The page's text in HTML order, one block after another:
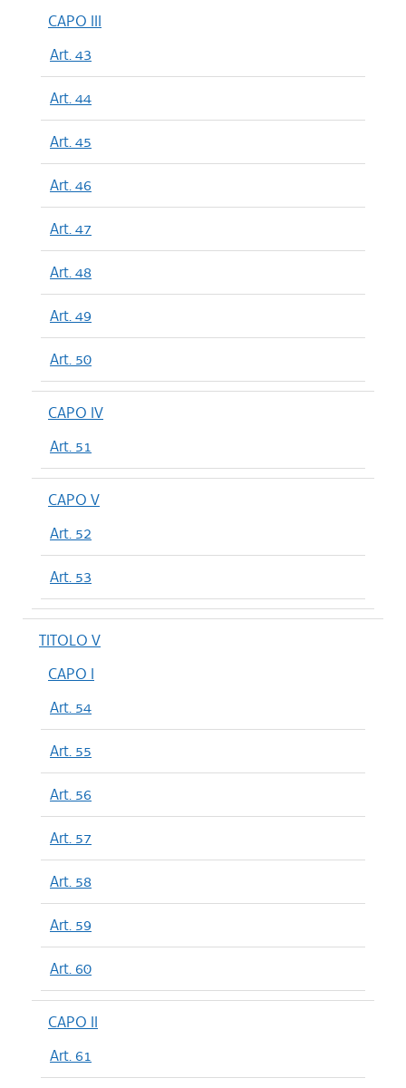
CAPO III
Art. 43
Art. 44
Art. 45
Art. 46
Art. 47
Art. 48
Art. 49
Art. 50
CAPO IV
Art. 51
CAPO V
Art. 52
Art. 53
TITOLO V
CAPO I
Art. 54
Art. 55
Art. 56
Art. 57
Art. 58
Art. 59
Art. 60
CAPO II
Art. 61